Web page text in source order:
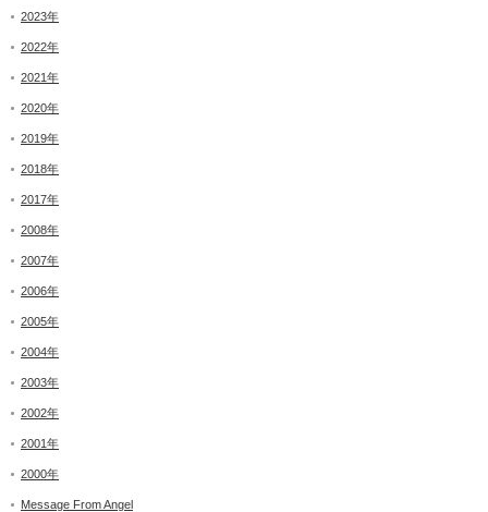
2023年
2022年
2021年
2020年
2019年
2018年
2017年
2008年
2007年
2006年
2005年
2004年
2003年
2002年
2001年
2000年
Message From Angel